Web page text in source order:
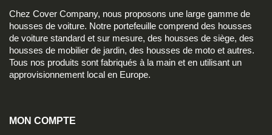
Chez Cover Company, nous proposons une large gamme de
housses de voiture. Notre portefeuille comprend des housses
de voiture standard et sur mesure, des housses de siège, des
housses de mobilier de jardin, des housses de moto et autres.
Tous nos produits sont fabriqués à la main et en utilisant un
approvisionnement local en Europe.
MON COMPTE